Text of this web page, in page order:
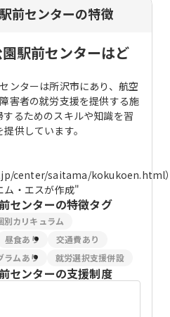
前センターの特徴
駅前センターはど
ンターは所沢市にあり、航空
害者の就労支援を提供する施
るためのスキルや知識を習
供しています。
center/saitama/kokukoen.html
ム・エスが作成"
センターの特徴タグ
別カリキュラム
昼食あり
交通費あり
ラムあり 就労選択支援併設
センターの支援制度